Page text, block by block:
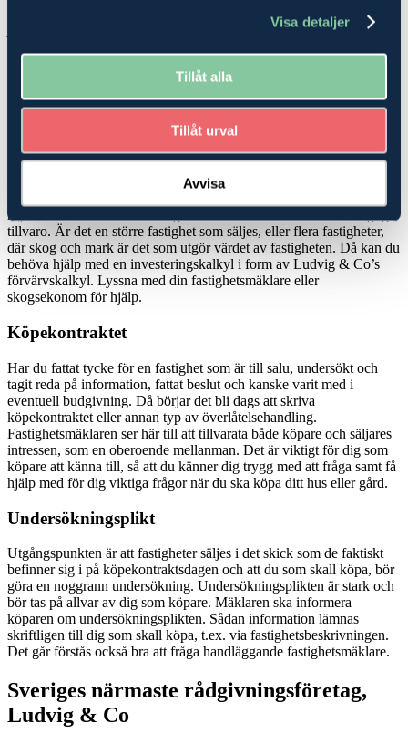
Visa detaljer
Tillåt alla
Tillåt urval
Avvisa
planer? Vi har experter på skatterätt, ekonomi, rådgivning och
juridik, som kan hjälpa dig att hitta den bästa möjliga lösningen när
Köp- och investeringskalkyler
finns ett hus att bo i men mindre marker, kan du bli hjälpt av att be
dinfastighetsmäklareom en boendekostnadskalkyl för att veta
vilken boendekostnaden blir. Det handlar ofta om att få veta vilka
driftkostnader ditt nya hus har samt vilka kostnader du har för de lån
mycket som blir över till övriga kostnader som krävs för en dräglig
tillvaro. Är det en större fastighet som säljes, eller flera fastigheter,
där skog och mark är det som utgör värdet av fastigheten. Då kan du
behöva hjälp med en investeringskalkyl i form av Ludvig & Co’s
förvärvskalkyl. Lyssna med din fastighetsmäklare eller
skogsekonom för hjälp.
Köpekontraktet
Har du fattat tycke för en fastighet som är till salu, undersökt och
tagit reda på information, fattat beslut och kanske varit med i
eventuell budgivning. Då börjar det bli dags att skriva
köpekontraktet eller annan typ av överlåtelsehandling.
Fastighetsmäklaren ser här till att tillvarata både köpare och säljares
intressen, som en oberoende mellanman. Det är viktigt för dig som
köpare att känna till, så att du känner dig trygg med att fråga samt få
hjälp med för dig viktiga frågor när du ska köpa ditt hus eller gård.
Undersökningsplikt
Utgångspunkten är att fastigheter säljes i det skick som de faktiskt
befinner sig i på köpekontraktsdagen och att du som skall köpa, bör
göra en noggrann undersökning. Undersökningsplikten är stark och
bör tas på allvar av dig som köpare. Mäklaren ska informera
köparen om undersökningsplikten. Sådan information lämnas
skriftligen till dig som skall köpa, t.ex. via fastighetsbeskrivningen.
Det går förstås också bra att fråga handläggande fastighetsmäklare.
Sveriges närmaste rådgivningsföretag,
Ludvig & Co